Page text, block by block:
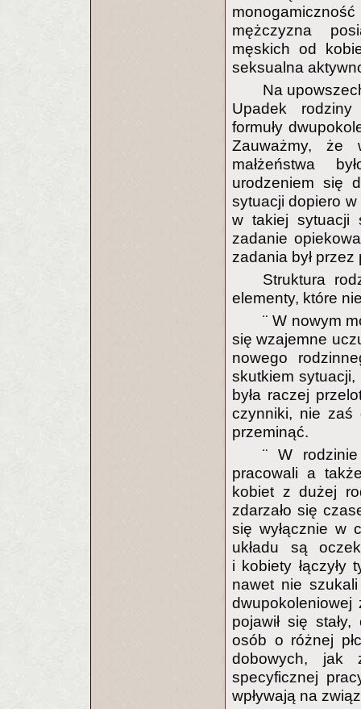
mężczyzna
męskich od
seksualna
Na
Upadek
formuły
Zauważmy, że
małżeństwa
urodzeniem się
sytuacji dopiero
w takiej sytuacji
zadanie
zadania był
Struktura
elementy, które
¨ W nowym
się wzajemne
nowego
skutkiem sytuacji,
była raczej
czynniki, nie zaś
przeminąć.
¨ W
pracowali a
kobiet z dużej
zdarzało się
się wyłącznie w
układu są
i kobiety
nawet nie
dwupokoleniowej
pojawił się
osób o różnej
dobowych, jak
specyficznej
wpływają na